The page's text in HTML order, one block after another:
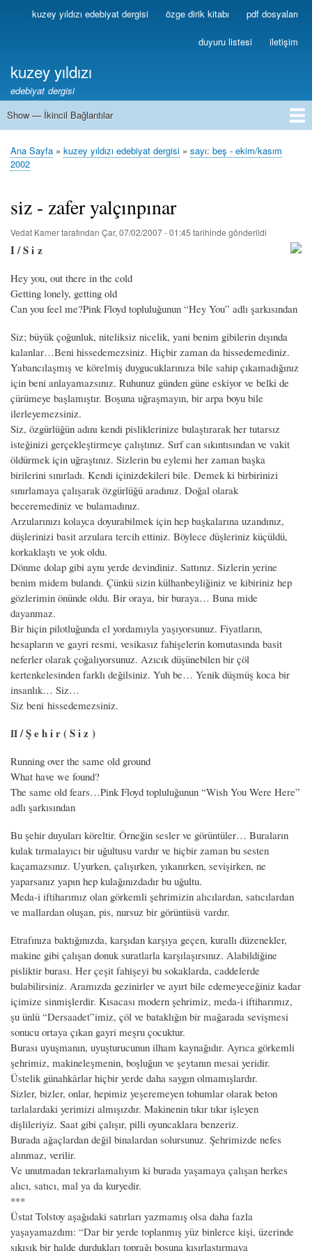
Ana
içeriğe
Birincilkuzey yıldızı edebiyat dergisi özge dirik kitabı pdf dosyaları
duyuru listesi iletişim
kuzey yıldızı
edebiyat dergisi
İkincil
Show — İkincil Bağlantılar
1
2
3
4
5
6
7
8
9
10
11
12
13
Sayfa
Ana Sayfa kuzey yıldızı edebiyat dergisi
sayı: beş - ekim/kasım
2002
siz - zafer yalçınpınar
Vedat Kamertarafından Çar, 07/02/2007 - 01:45 tarihinde gönderildi
I / S i z
Hey you, out there in the cold
Getting lonely, getting old
Can you feel me?Pink Floyd topluluğunun “Hey You” adlı şarkısından
Siz; büyük çoğunluk, niteliksiz nicelik, yani benim gibilerin dışında
kalanlar…Beni hissedemezsiniz. Hiçbir zaman da hissedemediniz.
Yabancılaşmış ve körelmiş duygucuklarınıza bile sahip çıkamadığınız
için beni anlayamazsınız. Ruhunuz günden güne eskiyor ve belki de
çürümeye başlamıştır. Boşuna uğraşmayın, bir arpa boyu bile
ilerleyemezsiniz.
Siz, özgürlüğün adını kendi pisliklerinize bulaştırarak her tutarsız
isteğinizi gerçekleştirmeye çalıştınız. Sırf can sıkıntısından ve vakit
öldürmek için uğraştınız. Sizlerin bu eylemi her zaman başka
birilerini sınırladı. Kendi içinizdekileri bile. Demek ki birbirinizi
sınırlamaya çalışarak özgürlüğü aradınız. Doğal olarak
beceremediniz ve bulamadınız.
Arzularınızı kolayca doyurabilmek için hep başkalarına uzandınız,
düşlerinizi basit arzulara tercih ettiniz. Böylece düşleriniz küçüldü,
korkaklaştı ve yok oldu.
Dönme dolap gibi aynı yerde devindiniz. Sattınız. Sizlerin yerine
benim midem bulandı. Çünkü sizin külhanbeyliğiniz ve kibiriniz hep
gözlerimin önünde oldu. Bir oraya, bir buraya… Buna mide
dayanmaz.
Bir hiçin pilotluğunda el yordamıyla yaşıyorsunuz. Fiyatların,
hesapların ve gayri resmi, vesikasız fahişelerin komutasında basit
neferler olarak çoğalıyorsunuz. Azıcık düşünebilen bir çöl
kertenkelesinden farklı değilsiniz. Yuh be… Yenik düşmüş koca bir
insanlık… Siz…
Siz beni hissedemezsiniz.
II/ Ş e h i r ( S i z )
Running over the same old ground
What have we found?
The same old fears…Pink Floyd topluluğunun “Wish You Were Here”
adlı şarkısından
Bu şehir duyuları köreltir. Örneğin sesler ve görüntüler… Buraların
kulak tırmalayıcı bir uğultusu vardır ve hiçbir zaman bu sesten
kaçamazsınız. Uyurken, çalışırken, yıkanırken, sevişirken, ne
yaparsanız yapın hep kulağınızdadır bu uğultu.
Meda-i iftiharımız olan görkemli şehrimizin alıcılardan, satıcılardan
ve mallardan oluşan, pis, nursuz bir görüntüsü vardır.
Etrafınıza baktığınızda, karşıdan karşıya geçen, kurallı düzenekler,
makine gibi çalışan donuk suratlarla karşılaşırsınız. Alabildiğine
pisliktir burası. Her çeşit fahişeyi bu sokaklarda, caddelerde
bulabilirsiniz. Aramızda gezinirler ve ayırt bile edemeyeceğiniz kadar
içimize sinmişlerdir. Kısacası modern şehrimiz, meda-i iftiharımız,
şu ünlü “Dersaadet”imiz, çöl ve bataklığın bir mağarada sevişmesi
sonucu ortaya çıkan gayri meşru çocuktur.
Burası uyuşmanın, uyuşturucunun ilham kaynağıdır. Ayrıca görkemli
şehrimiz, makineleşmenin, boşluğun ve şeytanın mesai yeridir.
Üstelik günahkârlar hiçbir yerde daha saygın olmamışlardır.
Sizler, bizler, onlar, hepimiz yeşeremeyen tohumlar olarak beton
tarlalardaki yerimizi almışızdır. Makinenin tıkır tıkır işleyen
dişlileriyiz. Saat gibi çalışır, pilli oyuncaklara benzeriz.
Burada ağaçlardan değil binalardan solursunuz. Şehrimizde nefes
alınmaz, verilir.
Ve unutmadan tekrarlamalıyım ki burada yaşamaya çalışan herkes
alıcı, satıcı, mal ya da kuryedir.
***
Üstat Tolstoy aşağıdaki satırları yazmamış olsa daha fazla
yaşayamazdım: “Dar bir yerde toplanmış yüz binlerce kişi, üzerinde
sıkışık bir halde durdukları toprağı boşuna kısırlaştırmaya